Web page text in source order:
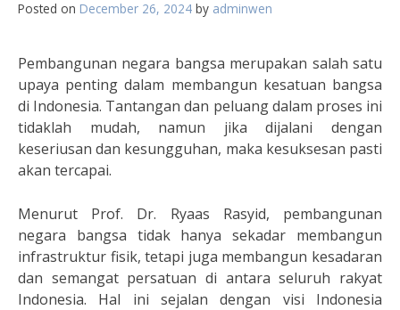
Posted on December 26, 2024 by adminwen
Pembangunan negara bangsa merupakan salah satu
upaya penting dalam membangun kesatuan bangsa
di Indonesia. Tantangan dan peluang dalam proses ini
tidaklah mudah, namun jika dijalani dengan
keseriusan dan kesungguhan, maka kesuksesan pasti
akan tercapai.
Menurut Prof. Dr. Ryaas Rasyid, pembangunan
negara bangsa tidak hanya sekadar membangun
infrastruktur fisik, tetapi juga membangun kesadaran
dan semangat persatuan di antara seluruh rakyat
Indonesia. Hal ini sejalan dengan visi Indonesia